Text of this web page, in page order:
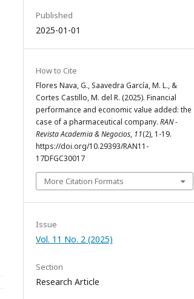
Published
2025-01-01
How to Cite
Flores Nava, G., Saavedra García, M. L., &
Cortes Castillo, M. del R. (2025). Financial
performance and economic value added: the
case of a pharmaceutical company. RAN -
Revista Academia & Negocios, 11(2), 1-19.
https://doi.org/10.29393/RAN11-
17DFGC30017
More Citation Formats
Issue
Vol. 11 No. 2 (2025)
Section
Research Article